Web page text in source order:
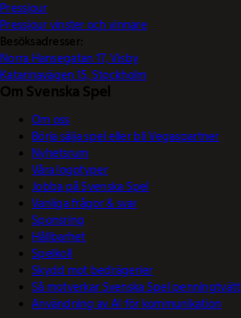
Pressjour
Pressjour vinster och vinnare
Besöksadresser:
Norra Hansegatan 17, Visby
Katarinavägen 15, Stockholm
Om Svenska Spel
Om oss
Börja sälja spel eller bli Vegaspartner
Nyhetsrum
Våra logotyper
Jobba på Svenska Spel
Vanliga frågor & svar
Sponsring
Hållbarhet
Spelkoll
Skydd mot bedrägerier
Så motverkar Svenska Spel penningtvätt
Användning av AI för kommunikation